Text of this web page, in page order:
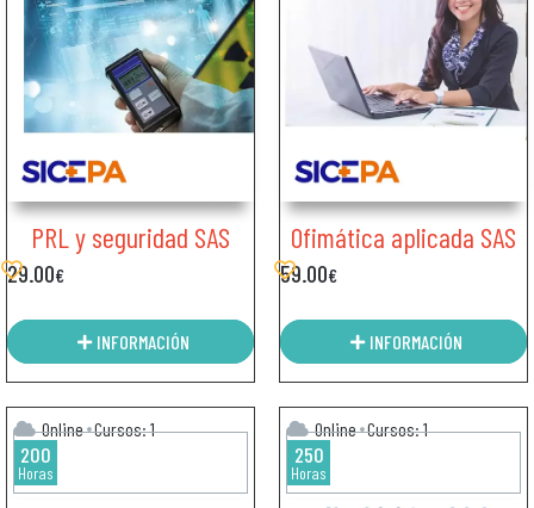
PRL y seguridad SAS
29.00€
INFORMACIÓN
Ofimática aplicada SAS
59.00€
INFORMACIÓN
Online Cursos: 1
200
Horas
Online Cursos: 1
250
Horas